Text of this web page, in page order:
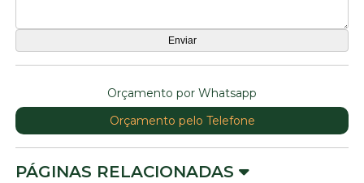
Orçamento por Whatsapp
Orçamento pelo Telefone
PÁGINAS RELACIONADAS